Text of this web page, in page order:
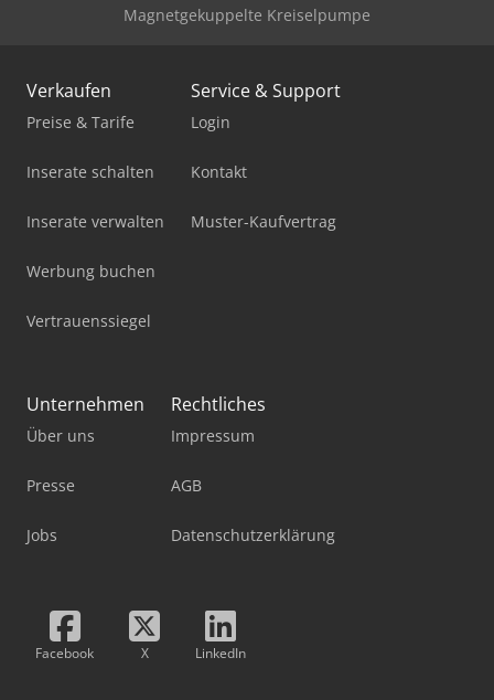
Magnetgekuppelte Kreiselpumpe
Verkaufen
Preise & Tarife
Inserate schalten
Inserate verwalten
Werbung buchen
Vertrauenssiegel
Service & Support
Login
Kontakt
Muster-Kaufvertrag
Unternehmen
Über uns
Presse
Jobs
Rechtliches
Impressum
AGB
Datenschutzerklärung
Facebook X LinkedIn